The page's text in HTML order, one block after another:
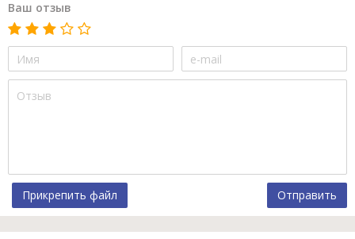
Ваш отзыв
Прикрепить файл Отправить